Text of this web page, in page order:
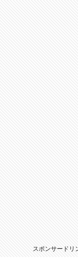
スポンサードリ